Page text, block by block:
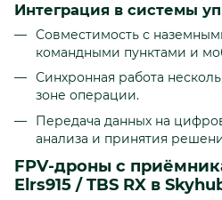
Интеграция в системы
Совместимость с
командными пунктами и
Синхронная работа
зоне операции.
Передача данных на
анализа и принятия
FPV-дроны с
Elrs915 / TBS RX в